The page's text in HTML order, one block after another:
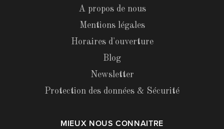
A propos de nous
Mentions légales
Horaires d'ouverture
Blog
Newsletter
Protection des données & Sécurité
MIEUX NOUS CONNAITRE